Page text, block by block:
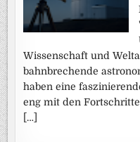
Wissenschaft und
bahnbrechende
haben eine
eng mit den
[…]